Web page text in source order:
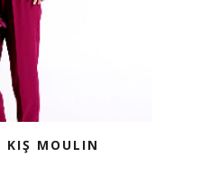
KIŞ MOULIN